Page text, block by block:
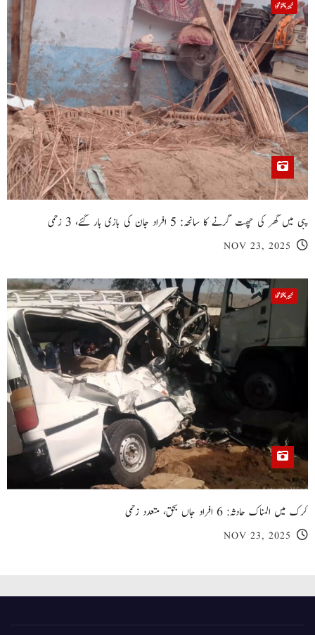
خیبر پختونخوا
پبی میں گھر کی چھت گرنے کا سانحہ: 5 افراد جان کی بازی ہار گئے، 3 زخمی
NOV 23, 2025
خیبر پختونخوا
کرک میں المناک حادثہ: 6 افراد جاں بحق، متعدد زخمی
NOV 23, 2025